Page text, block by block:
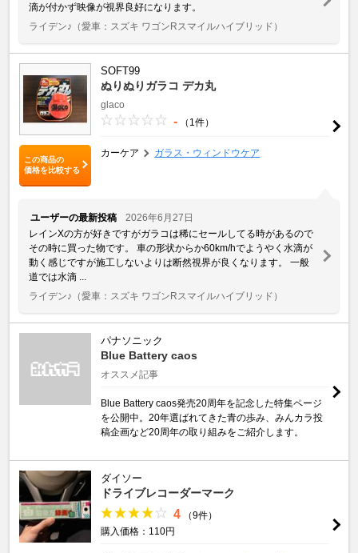
滴が付かず映像が視界良好になります。
ライデン♪ （愛車：スズキ ワゴンRスマイルハイブリッド）
この商品の
価格を比較する
SOFT99
ぬりぬりガラコ デカ丸
glaco
- （1件）
カーケア ガラス・ウィンドウケア
ユーザーの最新投稿
2026年6月27日
レインXの方が好きですがガラコは稀にセールしてる時があるので
その時に買った物です。 車の形状からか60km/hでようやく水滴が
動く感じですが施工しないよりは断然視界が良くなります。 一般
道では水滴 ...
ライデン♪ （愛車：スズキ ワゴンRスマイルハイブリッド）
パナソニック
Blue Battery caos
オススメ記事
Blue Battery caos発売20周年を記念した特集ページ
を公開中。20年選ばれてきた青の歩み、みんカラ投
稿企画など20周年の取り組みをご紹介します。
ダイソー
ドライブレコーダーマーク
4
（9件）
購入価格：110円